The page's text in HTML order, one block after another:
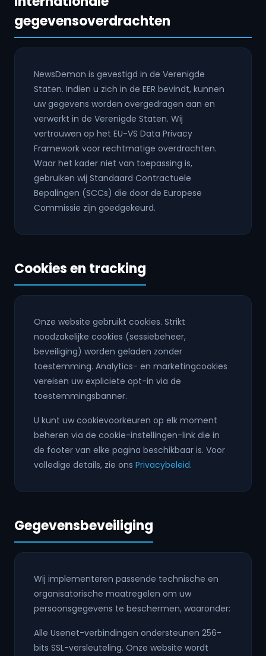
gegevensoverdrachten
NewsDemon is gevestigd in de Verenigde
Staten. Indien u zich in de EER bevindt, kunnen
uw gegevens worden overgedragen aan en
verwerkt in de Verenigde Staten. Wij
vertrouwen op het EU-VS Data Privacy
Framework voor rechtmatige overdrachten.
Waar het kader niet van toepassing is,
gebruiken wij Standaard Contractuele
Bepalingen (SCCs) die door de Europese
Commissie zijn goedgekeurd.
Cookies en tracking
Onze website gebruikt cookies. Strikt
noodzakelijke cookies (sessiebeheer,
beveiliging) worden geladen zonder
toestemming. Analytics- en marketingcookies
vereisen uw expliciete opt-in via de
toestemmingsbanner.
U kunt uw cookievoorkeuren op elk moment
beheren via de cookie-instellingen-link die in
de footer van elke pagina beschikbaar is. Voor
volledige details, zie ons Privacybeleid.
Gegevensbeveiliging
Wij implementeren passende technische en
organisatorische maatregelen om uw
persoonsgegevens te beschermen, waaronder:
Alle Usenet-verbindingen ondersteunen 256-
bits SSL-versleuteling. Onze website wordt